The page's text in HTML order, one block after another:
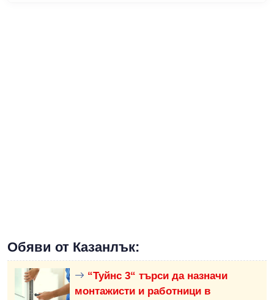
Обяви от Казанлък:
“Туйнс 3“ търси да назначи
монтажисти и работници в